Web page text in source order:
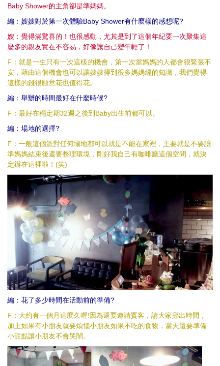
Baby Shower的主角卻是準媽媽。
編：嫂嫂對於第一次體驗Baby Shower有什麼樣的感想呢?
嫂：覺得滿驚喜的！也很感動，尤其是到了這個年紀要一次聚集這
麼多的親友實在不容易，好像讓自己變年輕了！
F：就是一生只有一次這樣的機會，第一次當媽媽的人都會很緊張不
安，藉由這個機會也可以讓嫂嫂得到很多媽媽經的知識，我們覺得
這樣的錢很願意花也值得花。
編：舉辦的時間最好在什麼時候?
F：最好在穩定期32週之後到Baby出生前都可以。
編：場地的選擇?
F：一般這個派對任何場地都可以就是不能在家裡，主要就是不要讓
準媽媽結束後還要整理環境，剛好我自己有咖啡廳這個空間，就決
定辦在這裡啦！(笑)
編：花了多少時間在活動前的準備?
F：大約有一個月這麼久喔!因為還要邀請賓客，請大家挪出時間，
加上如果有小朋友就要煩惱小朋友如果不吃的食物，當天還要準備
小甜點讓小朋友不會哭鬧。